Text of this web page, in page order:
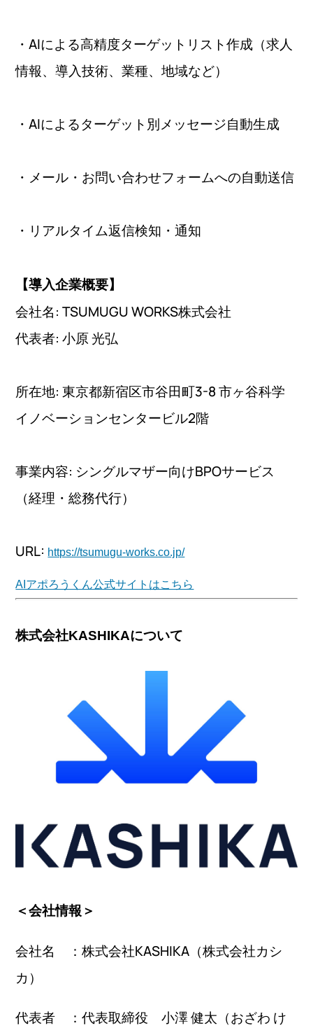
・AIによる高精度ターゲットリスト作成（求人
情報、導入技術、業種、地域など）
・AIによるターゲット別メッセージ自動生成
・メール・お問い合わせフォームへの自動送信
・リアルタイム返信検知・通知
【導入企業概要】
会社名: TSUMUGU WORKS株式会社
代表者: 小原 光弘
所在地: 東京都新宿区市谷田町3-8 市ヶ谷科学
イノベーションセンタービル2階
事業内容: シングルマザー向けBPOサービス
（経理・総務代行）
URL: https://tsumugu-works.co.jp/
AIアポろうくん公式サイトはこちら
株式会社KASHIKAについて
＜会社情報＞
会社名 ：株式会社KASHIKA（株式会社カシ
カ）
代表者 ：代表取締役 小澤 健太（おざわ け